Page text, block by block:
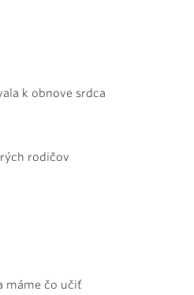
k obnove srdca
rodičov
máme čo učiť